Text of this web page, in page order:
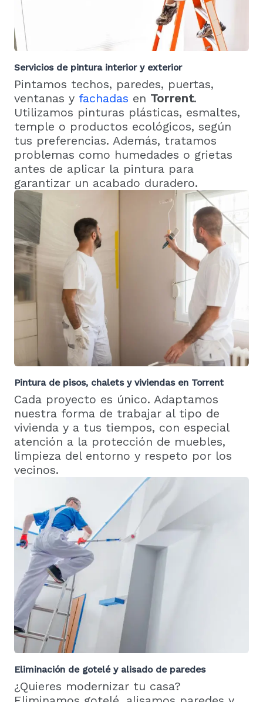
Servicios de pintura interior y exterior
Pintamos techos, paredes, puertas,
ventanas y fachadas en Torrent.
Utilizamos pinturas plásticas, esmaltes,
temple o productos ecológicos, según
tus preferencias. Además, tratamos
problemas como humedades o grietas
antes de aplicar la pintura para
garantizar un acabado duradero.
Pintura de pisos, chalets y viviendas en Torrent
Cada proyecto es único. Adaptamos
nuestra forma de trabajar al tipo de
vivienda y a tus tiempos, con especial
atención a la protección de muebles,
limpieza del entorno y respeto por los
vecinos.
Eliminación de gotelé y alisado de paredes
¿Quieres modernizar tu casa?